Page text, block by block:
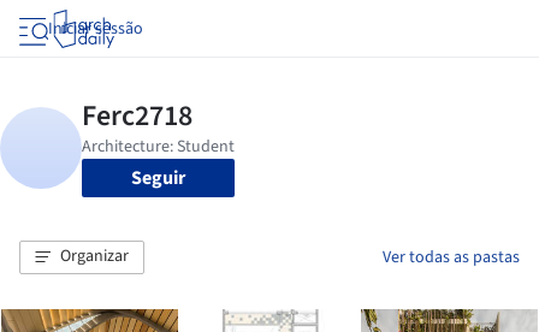
Iniciar sessão
Seguir
Organizar Ver todas as pastas